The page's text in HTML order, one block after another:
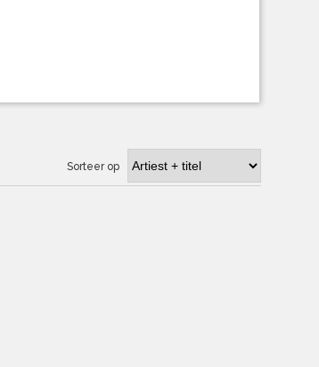
Sorteer op